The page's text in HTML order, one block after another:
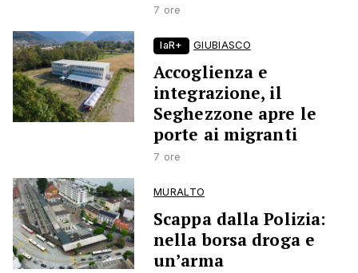
7 ore
laR+ GIUBIASCO
Accoglienza e
integrazione, il
Seghezzone apre le
porte ai migranti
7 ore
MURALTO
Scappa dalla Polizia:
nella borsa droga e
un’arma